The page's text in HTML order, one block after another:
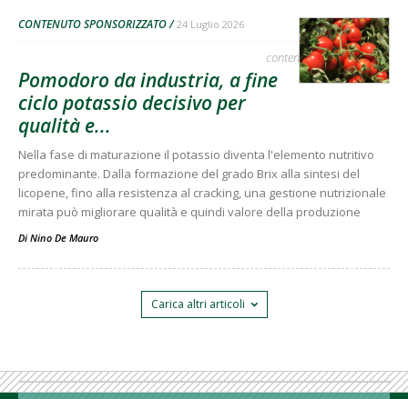
CONTENUTO SPONSORIZZATO 24 Luglio 2026
contenuto sponsorizzato
Pomodoro da industria, a fine
ciclo potassio decisivo per
qualità e...
Nella fase di maturazione il potassio diventa l'elemento nutritivo
predominante. Dalla formazione del grado Brix alla sintesi del
licopene, fino alla resistenza al cracking, una gestione nutrizionale
mirata può migliorare qualità e quindi valore della produzione
Di Nino De Mauro
Carica altri articoli